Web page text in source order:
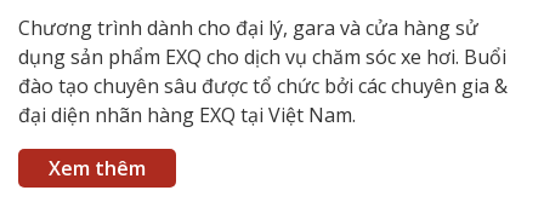
Chương trình dành cho đại lý, gara và cửa hàng sử
dụng sản phẩm EXQ cho dịch vụ chăm sóc xe hơi. Buổi
đào tạo chuyên sâu được tổ chức bởi các chuyên gia &
đại diện nhãn hàng EXQ tại Việt Nam.
Xem thêm